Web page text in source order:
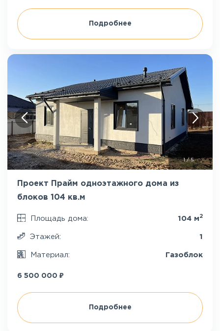
Подробнее
1/5
Проект Прайм одноэтажного дома из
блоков 104 кв.м
Площадь дома: 104 м 2
Этажей: 1
Материал: Газоблок
6 500 000 ₽
Подробнее